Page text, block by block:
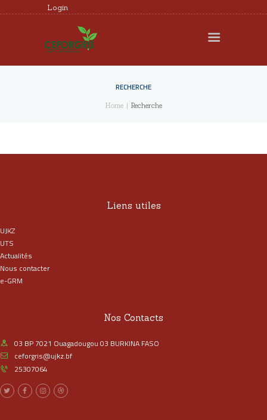
Login
RECHERCHE
Home Recherche
CEFORGRIS
MEMBRES
RECHERCHE
FORMATION
DOCUMENTS UTILES
PLAINTESLiens utiles
UJKZ
UTS
Actualités
Nous contacter
e-GRM
Nos Contacts
03 BP 7021 Ouagadougou 03 BURKINA FASO
ceforgris@ujkz.bf
25307064